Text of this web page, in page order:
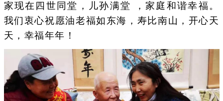
家现在四世同堂，儿孙满堂 ，家庭和谐幸福。
我们衷心祝愿油老福如东海，寿比南山，开心天
天，幸福年年！